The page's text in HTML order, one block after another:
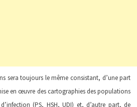
sera toujours le même consistant, d’une part
en œuvre des cartographies des populations
(PS, HSH, UDI) et, d’autre part, de